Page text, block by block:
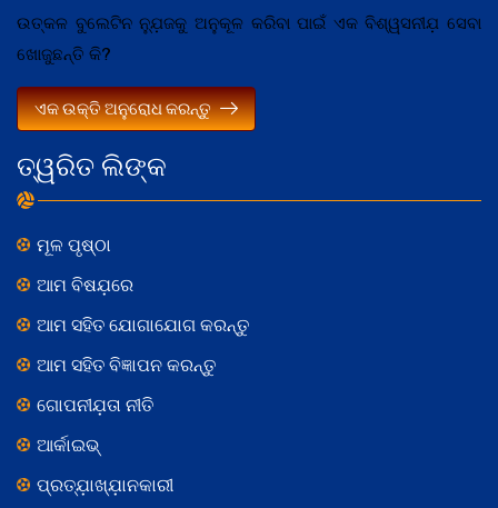
ତ୍ୱରିତ ଲିଙ୍କ
ମୂଳ ପୃଷ୍ଠା
ଆମ ବିଷଯ଼ରେ
ଆମ ସହିତ ଯୋଗାଯୋଗ କରନ୍ତୁ
ଆମ ସହିତ ବିଜ୍ଞାପନ କରନ୍ତୁ
ଗୋପନୀଯ଼ତା ନୀତି
ଆର୍କାଇଭ୍
ପ୍ରତ୍ଯ଼ାଖ୍ଯ଼ାନକାରୀ
ଉତ୍କଳ ବୁଲେଟିନ ନ୍ଯ଼ୁଜକୁ ଅନୁକୂଳ କରିବା ପାଇଁ ଏକ ବିଶ୍ୱସନୀଯ଼ ସେବା
ଖୋଜୁଛନ୍ତି କି?
ଏକ ଉକ୍ତି ଅନୁରୋଧ କରନ୍ତୁ